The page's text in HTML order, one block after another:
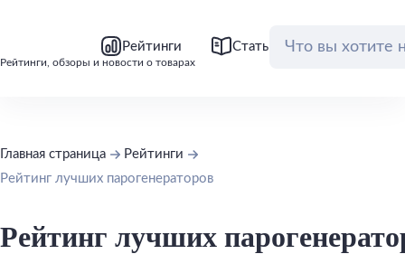
Рейтинги, обзоры и новости о товарах
Рейтинги Статьи Обзоры
Главная страница
Рейтинги
Рейтинг лучших парогенераторов
Рейтинг лучших